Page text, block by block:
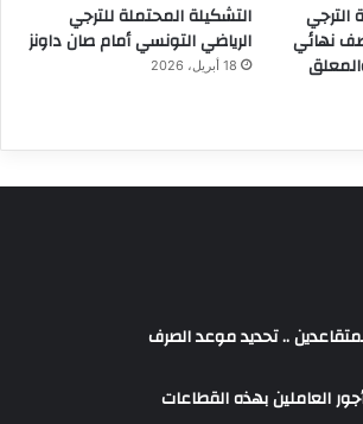
الترجي
نهائي
التشكيلة المحتملة للترجي
الرياضي التونسي أمام صان داونز
18 أبريل، 2026
.. تحديد موعد الصرف
العاملين بهذه القطاعات